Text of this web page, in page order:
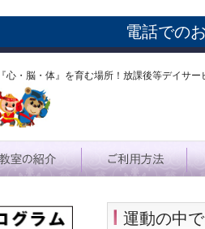
電話での
心・脳・体』を育む場所！放課後等デイ
運動の中